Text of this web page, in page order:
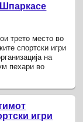
трето место во
спортски игри
на
пехари во
игри